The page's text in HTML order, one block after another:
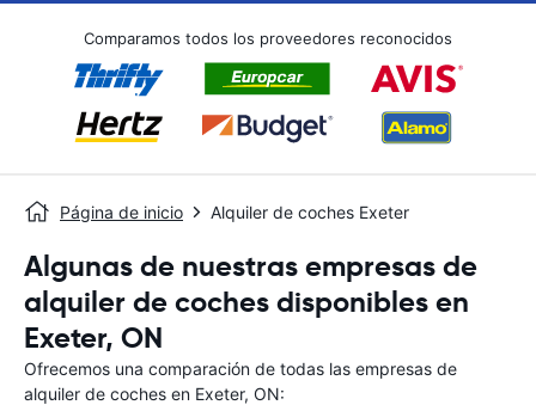
Comparamos todos los proveedores reconocidos
Página de inicio Alquiler de coches Exeter
Algunas de nuestras empresas de
alquiler de coches disponibles en
Exeter, ON
Ofrecemos una comparación de todas las empresas de
alquiler de coches en Exeter, ON: